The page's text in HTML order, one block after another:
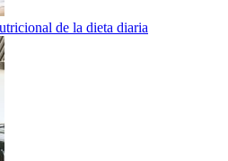
de la dieta diaria